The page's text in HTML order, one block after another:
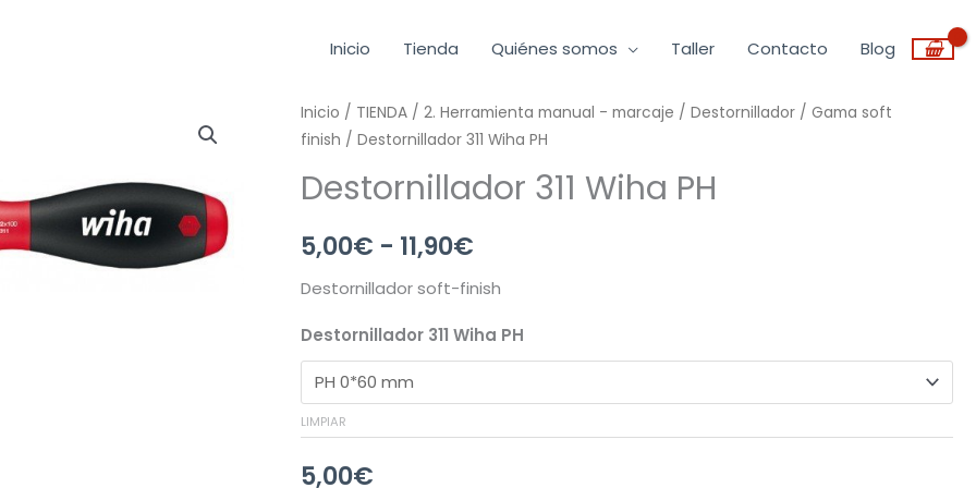
Inicio Tienda Quiénes somos Taller Contacto Blog
Inicio / TIENDA /2. Herramienta manual - marcaje /Destornillador /Gama soft
finish / Destornillador 311 Wiha PH
Destornillador 311 Wiha PH
5,00€ - 11,90€
Rango
precios:
5,00€
hasta
Destornillador soft-finish
Destornillador 311 Wiha PH
LIMPIAR
5,00€
Destornillador
311
Wiha
PH